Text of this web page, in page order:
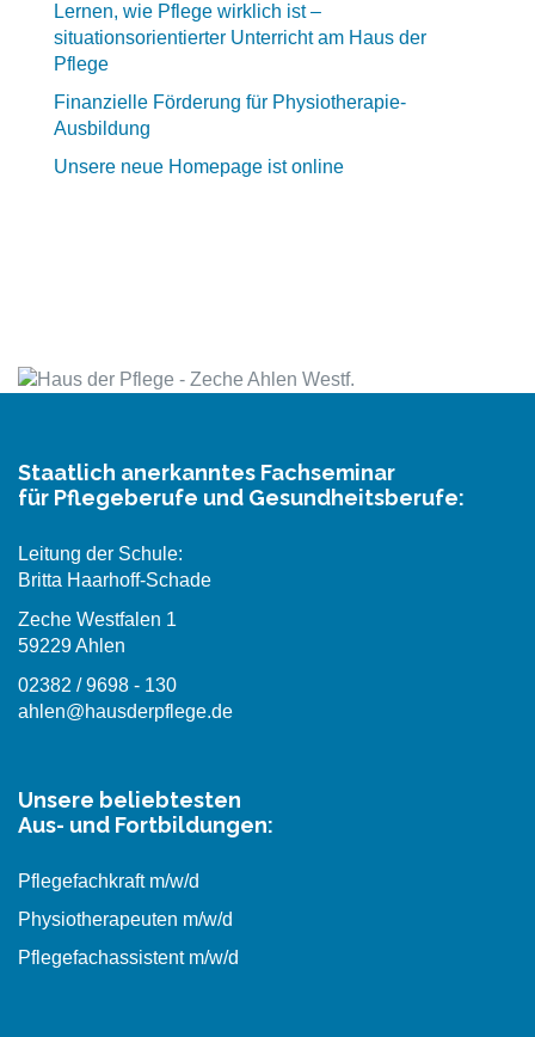
Lernen, wie Pflege wirklich ist –
situationsorientierter Unterricht am Haus der
Pflege
Finanzielle Förderung für Physiotherapie-
Ausbildung
Unsere neue Homepage ist online
Staatlich anerkanntes Fachseminar
für Pflegeberufe und Gesundheitsberufe:
Leitung der Schule:
Britta Haarhoff-Schade
Zeche Westfalen 1
59229 Ahlen
02382 / 9698 - 130
ahlen@hausderpflege.de
Unsere beliebtesten
Aus- und Fortbildungen:
Pflegefachkraft m/w/d
Physiotherapeuten m/w/d
Pflegefachassistent m/w/d